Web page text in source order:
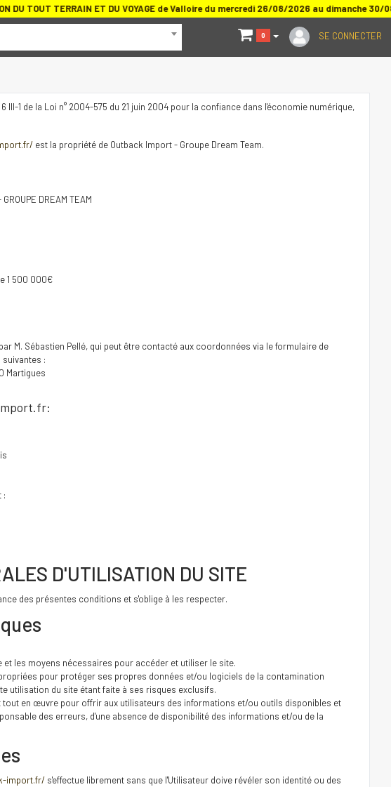
TOUT TERRAIN ET DU VOYAGE de Valloire du mercredi 26/08/2026 au dimanche
SE CONNECTER
0
1 de la Loi n° 2004-575 du 21 juin 2004 pour la confiance dans l'économie numérique,
est la propriété de Outback Import - Groupe Dream Team.
DREAM TEAM
1 500 000€
M. Sébastien Pellé, qui peut être contacté aux coordonnées via le formulaire de
:
Martigues
:
D'UTILISATION DU SITE
des présentes conditions et s'oblige à les respecter.
les moyens nécessaires pour accéder et utiliser le site.
pour protéger ses propres données et/ou logiciels de la contamination
utilisation du site étant faite à ses risques exclusifs.
tout en œuvre pour offrir aux utilisateurs des informations et/ou outils disponibles et
des erreurs, d'une absence de disponibilité des informations et/ou de la
import.fr/s'effectue librement sans que l'Utilisateur doive révéler son identité ou des